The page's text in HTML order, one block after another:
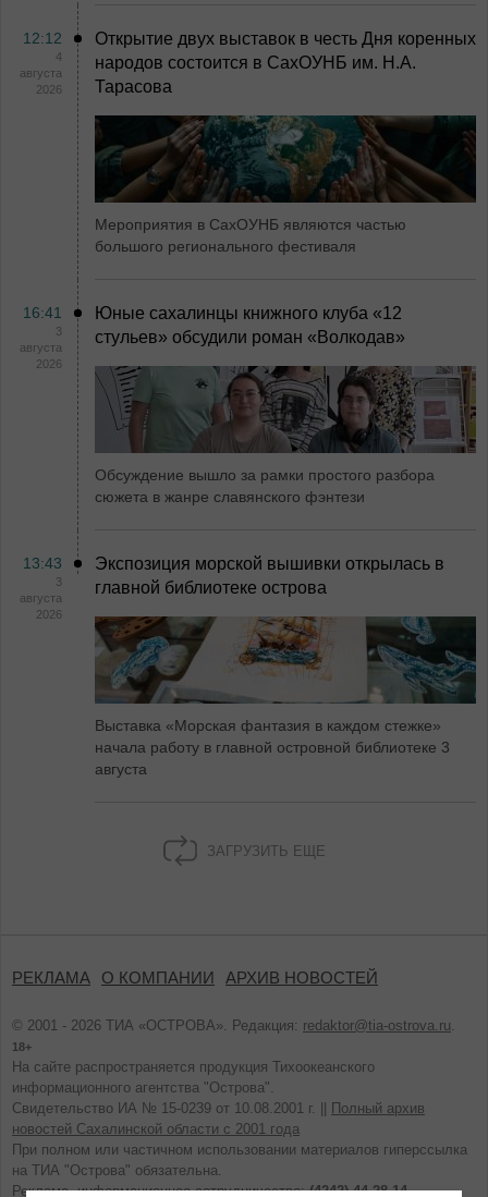
12:12
4
августа
2026
Открытие двух выставок в честь Дня коренных
народов состоится в СахОУНБ им. Н.А.
Тарасова
Мероприятия в СахОУНБ являются частью
большого регионального фестиваля
16:41
3
августа
2026
Юные сахалинцы книжного клуба «12
стульев» обсудили роман «Волкодав»
Обсуждение вышло за рамки простого разбора
сюжета в жанре славянского фэнтези
13:43
3
августа
2026
Экспозиция морской вышивки открылась в
главной библиотеке острова
Выставка «Морская фантазия в каждом стежке»
начала работу в главной островной библиотеке 3
августа
ЗАГРУЗИТЬ ЕЩЕ
РЕКЛАМА О КОМПАНИИ АРХИВ НОВОСТЕЙ
© 2001 - 2026 ТИА «ОСТРОВА». Редакция: redaktor@tia-ostrova.ru.
18+
На сайте распространяется продукция Тихоокеанского
информационного агентства "Острова".
Свидетельство ИА № 15-0239 от 10.08.2001 г. ||
Полный архив
новостей Сахалинской области с 2001 года
При полном или частичном использовании материалов гиперссылка
на ТИА "Острова" обязательна.
Реклама, информационное сотрудничество:(4242) 44-28-14.